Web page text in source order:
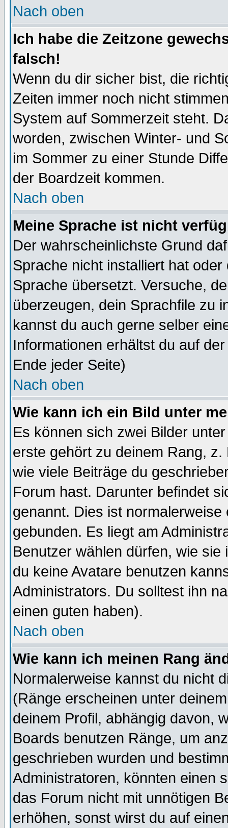
Nach oben
Ich habe die Zeitzone
falsch!
Wenn du dir sicher bist, die
Zeiten immer noch nicht
System auf Sommerzeit steht.
worden, zwischen Winter- und
im Sommer zu einer Stunde
der Boardzeit kommen.
Nach oben
Meine Sprache ist nicht
Der wahrscheinlichste Grund
Sprache nicht installiert hat
Sprache übersetzt. Versuche,
überzeugen, dein Sprachfile zu
kannst du auch gerne selber
Informationen erhältst du auf
Ende jeder Seite)
Nach oben
Wie kann ich ein Bild unter
Es können sich zwei Bilder
erste gehört zu deinem Rang,
wie viele Beiträge du
Forum hast. Darunter befindet
genannt. Dies ist
gebunden. Es liegt am
Benutzer wählen dürfen, wie
du keine Avatare benutzen
Administrators. Du solltest ihn
einen guten haben).
Nach oben
Wie kann ich meinen Rang
Normalerweise kannst du nicht
(Ränge erscheinen unter
deinem Profil, abhängig davon,
Boards benutzen Ränge, um
geschrieben wurden und
Administratoren, könnten einen
das Forum nicht mit unnötigen
erhöhen, sonst wirst du auf